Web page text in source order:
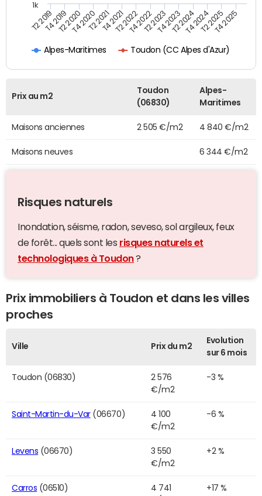
Alpes-Maritimes Toudon (CC Alpes d'Azur)
T2 2019T4 2019T2 2020T4 2020T2 2021T4 2021T2 2022T4 2022T2 2023T4 2023T2 2024T4 2024T2 2025T4 2025
1k
Prix au m2
Toudon
(06830)
Alpes-
Maritimes
Maisons anciennes 2 505 €/m2 4 840 €/m2
Maisons neuves 6 344 €/m2
Risques naturels
Inondation, séisme, radon, seveso, sol argileux, feux
de forêt... quels sont les risques naturels et
technologiques à Toudon?
Prix immobiliers à Toudon et dans les villes
proches
Ville Prix du m2
Evolution
sur 6 mois
Toudon (06830)
2 576
€/m2
-3 %
Saint-Martin-du-Var(06670)
4 100
€/m2
-6 %
Levens (06670)
3 550
€/m2
+2 %
Carros (06510)
4 741
+17 %